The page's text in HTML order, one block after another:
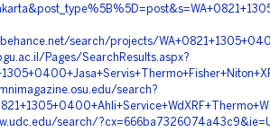
search/projects/
Pages/SearchResults.aspx?
search?
search/